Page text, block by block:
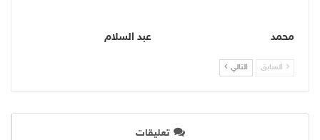
محمد عبد السلام
السابق التالي
تعليقات